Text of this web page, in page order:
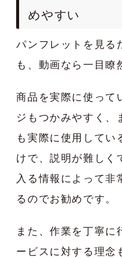
めやすい
パンフレットを見る
も、動画なら一目瞭
商品を実際に使って
ジもつかみやすく、
も実際に使用してい
けで、説明が難しく
入る情報によって非
るのでお勧めです。
また、作業を丁寧に
ービスに対する理念